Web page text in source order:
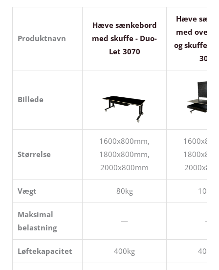
Produktnavn
Hæve sænkebord
med skuffe - Duo-
Let 3070
Hæve
med
og skuffe -
3070
Billede
Størrelse
1600x800mm,
1800x800mm,
2000x800mm
Vægt 80kg 100kg
Maksimal
belastning
— —
Løftekapacitet 400kg 400kg